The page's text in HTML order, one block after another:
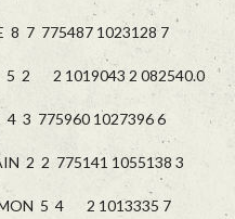
8 7 775487 1023128 7
5 2 2 1019043 2 082540.0
3 775960 1027396 6
2 2 775141 1055138 3
5 4 2 1013335 7